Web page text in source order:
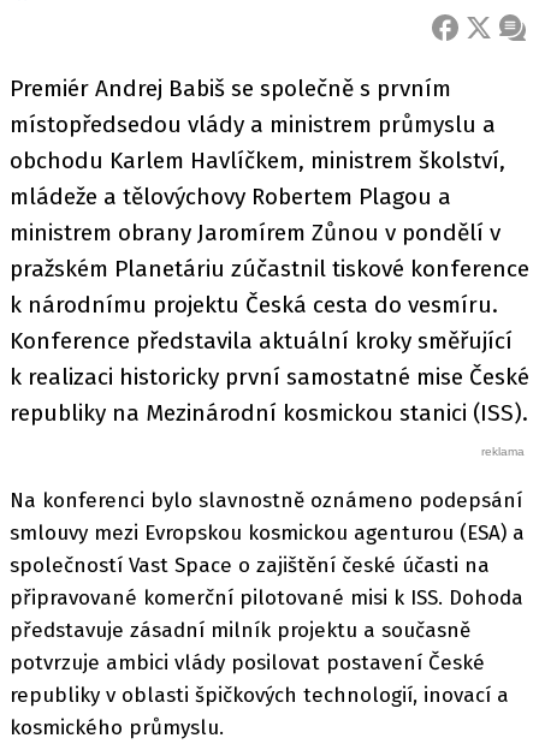
FACEBOOK
X
Premiér Andrej Babiš se společně s prvním
místopředsedou vlády a ministrem průmyslu a
obchodu Karlem Havlíčkem, ministrem školství,
mládeže a tělovýchovy Robertem Plagou a
ministrem obrany Jaromírem Zůnou v pondělí v
pražském Planetáriu zúčastnil tiskové konference
k národnímu projektu Česká cesta do vesmíru.
Konference představila aktuální kroky směřující
k realizaci historicky první samostatné mise České
republiky na Mezinárodní kosmickou stanici (ISS).
Na konferenci bylo slavnostně oznámeno podepsání
smlouvy mezi Evropskou kosmickou agenturou (ESA) a
společností Vast Space o zajištění české účasti na
připravované komerční pilotované misi k ISS. Dohoda
představuje zásadní milník projektu a současně
potvrzuje ambici vlády posilovat postavení České
republiky v oblasti špičkových technologií, inovací a
kosmického průmyslu.